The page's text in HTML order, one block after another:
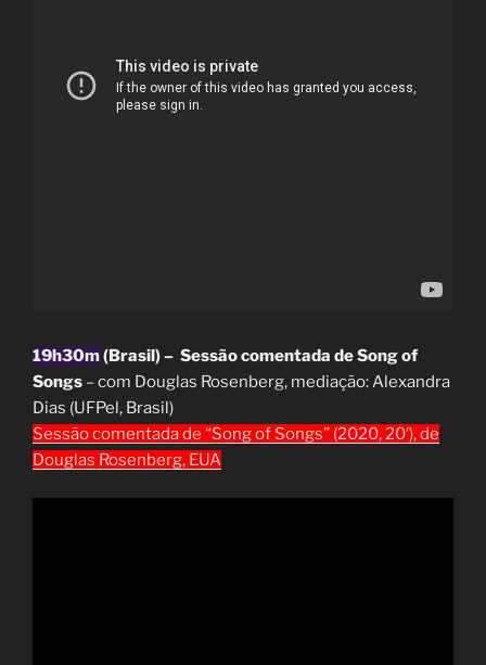
19h30m(Brasil) – Sessão comentada de Song of
Songs – com Douglas Rosenberg, mediação: Alexandra
Dias (UFPel, Brasil)
Sessão comentada de “Song of Songs” (2020, 20′), de
Douglas Rosenberg, EUA